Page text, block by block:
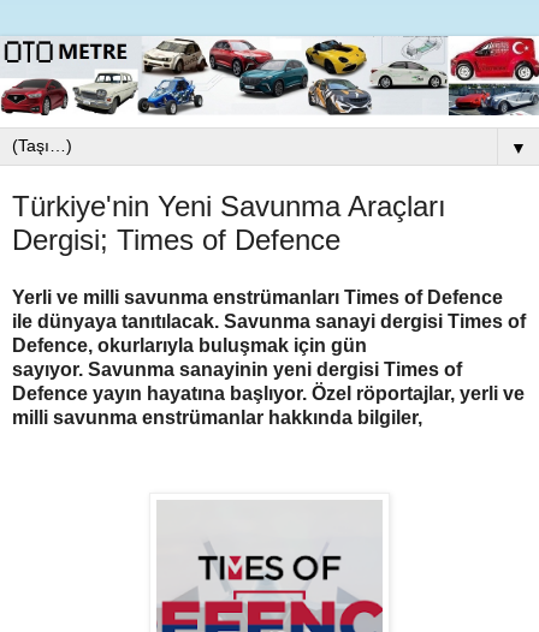
▼
Türkiye'nin Yeni Savunma Araçları
Dergisi; Times of Defence
Yerli ve milli savunma enstrümanları Times of Defence
ile dünyaya tanıtılacak. Savunma sanayi dergisi Times of
Defence, okurlarıyla buluşmak için gün
sayıyor. Savunma sanayinin yeni dergisi Times of
Defence yayın hayatına başlıyor. Özel röportajlar, yerli ve
milli savunma enstrümanlar hakkında bilgiler,